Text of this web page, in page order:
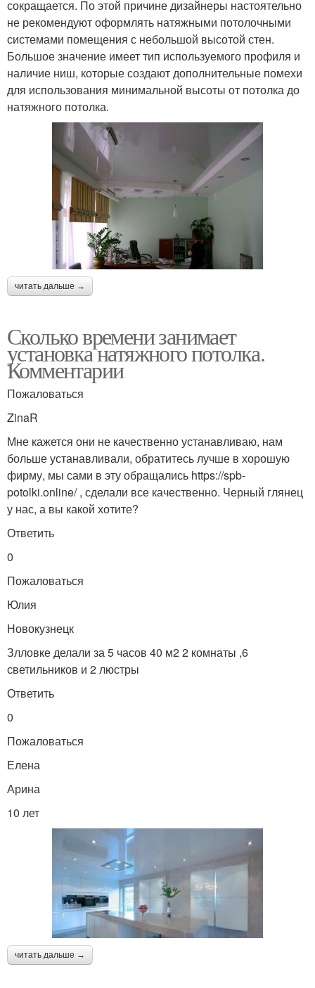
сокращается. По этой причине дизайнеры настоятельно
не рекомендуют оформлять натяжными потолочными
системами помещения с небольшой высотой стен.
Большое значение имеет тип используемого профиля и
наличие ниш, которые создают дополнительные помехи
для использования минимальной высоты от потолка до
натяжного потолка.
читать дальше →
Сколько времени занимает
установка натяжного потолка.
Комментарии
Пожаловаться
ZinaR
Мне кажется они не качественно устанавливаю, нам
больше устанавливали, обратитесь лучше в хорошую
фирму, мы сами в эту обращались https://spb-
potolki.online/ , сделали все качественно. Черный глянец
у нас, а вы какой хотите?
Ответить
0
Пожаловаться
Юлия
Новокузнецк
Злловке делали за 5 часов 40 м2 2 комнаты ,6
светильников и 2 люстры
Ответить
0
Пожаловаться
Елена
Арина
10 лет
читать дальше →